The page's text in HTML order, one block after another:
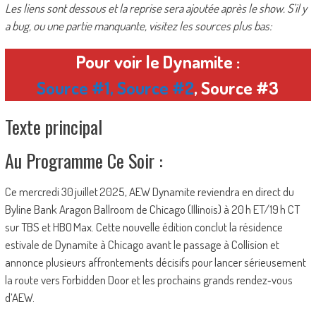
Les liens sont dessous et la reprise sera ajoutée après le show. S’il y
a bug, ou une partie manquante, visitez les sources plus bas:
Pour voir le Dynamite :
Source #1,Source #2, Source #3
Texte principal
Au Programme Ce Soir :
Ce mercredi 30 juillet 2025, AEW Dynamite reviendra en direct du
Byline Bank Aragon Ballroom de Chicago (Illinois) à 20 h ET/19 h CT
sur TBS et HBO Max. Cette nouvelle édition conclut la résidence
estivale de Dynamite à Chicago avant le passage à Collision et
annonce plusieurs affrontements décisifs pour lancer sérieusement
la route vers Forbidden Door et les prochains grands rendez‑vous
d’AEW.